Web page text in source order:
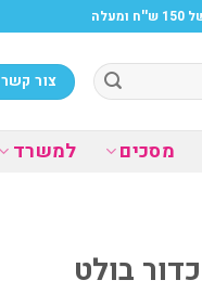
צור קשר
מסכים למשרד
בולט